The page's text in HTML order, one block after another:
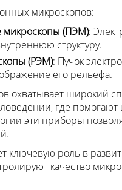
микроскопов:
(ПЭМ):
структуру.
(РЭМ): Пучок
его рельефа.
охватывает широкий
где помогают
эти приборы
ключевую роль в
качество